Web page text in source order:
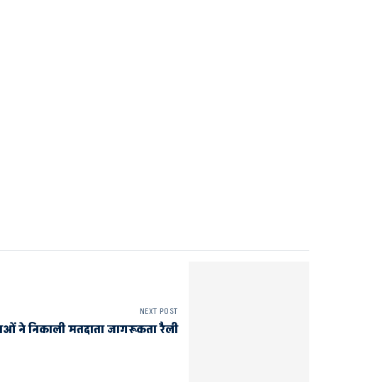
NEXT POST
ने निकाली मतदाता जागरूकता रैली